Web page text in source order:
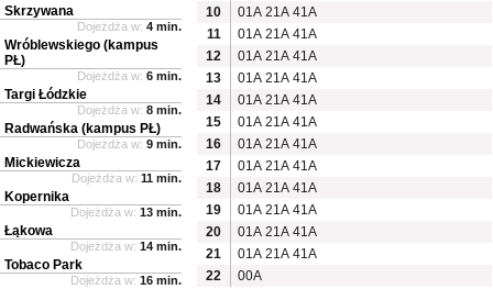
10
01A 21A 41A
11
01A 21A 41A
12
01A 21A 41A
13
01A 21A 41A
14
01A 21A 41A
15
01A 21A 41A
16
01A 21A 41A
17
01A 21A 41A
18
01A 21A 41A
19
01A 21A 41A
20
01A 21A 41A
21
01A 21A 41A
22
00A
Skrzywana
Dojeżdża w: 4 min.
Wróblewskiego (kampus
PŁ)
Dojeżdża w: 6 min.
Targi Łódzkie
Dojeżdża w: 8 min.
Radwańska (kampus PŁ)
Dojeżdża w: 9 min.
Mickiewicza
Dojeżdża w: 11 min.
Kopernika
Dojeżdża w: 13 min.
Łąkowa
Dojeżdża w: 14 min.
Tobaco Park
Dojeżdża w: 16 min.